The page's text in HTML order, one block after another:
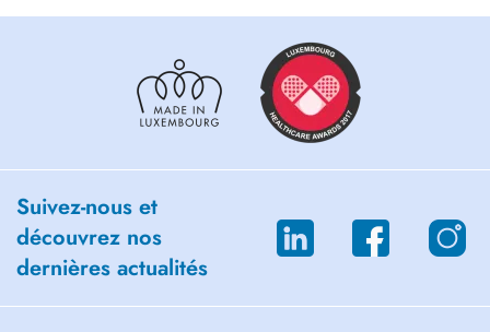
Suivez-nous et
découvrez nos
dernières actualités